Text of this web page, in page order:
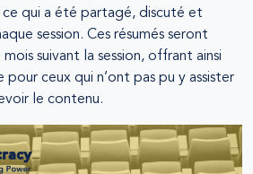
ce qui a été partagé, discuté et
session. Ces résumés seront
suivant la session, offrant ainsi
pour ceux qui n’ont pas pu y assister
le contenu.